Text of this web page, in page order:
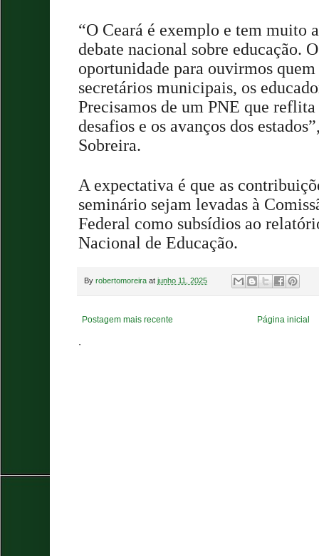
“O Ceará é exemplo e tem muito
debate nacional sobre educação.
oportunidade para ouvirmos
secretários municipais, os
Precisamos de um PNE que reflita
desafios e os avanços dos
Sobreira.
A expectativa é que as
seminário sejam levadas à
Federal como subsídios ao
Nacional de Educação.
By robertomoreira at junho 11, 2025
Postagem mais recente Página inicial
.